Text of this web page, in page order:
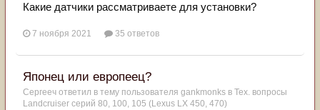
Какие датчики рассматриваете для установки?
7 ноября 2021 35 ответов
Японец или европеец?
Сергееч ответил в тему пользователя gankmonks в Тех. вопросы
Landcruiser серий 80, 100, 105 (Lexus LX 450, 470)